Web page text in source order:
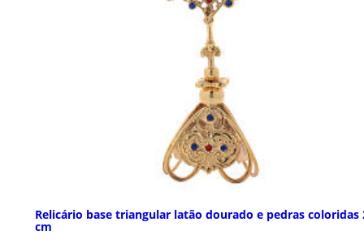
Relicário base triangular latão dourado e pedras coloridas
cm